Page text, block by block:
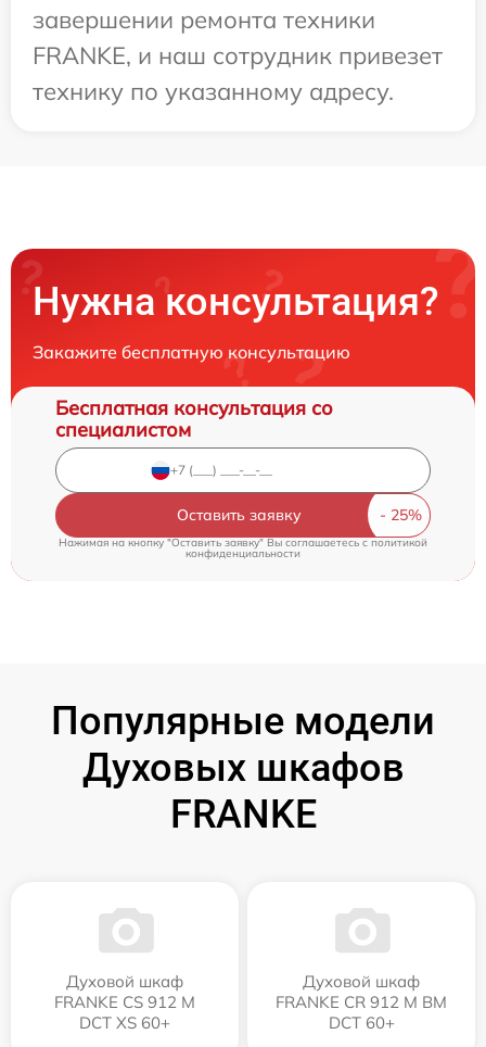
завершении ремонта техники
FRANKE, и наш сотрудник привезет
технику по указанному адресу.
Нужна консультация?
Закажите бесплатную консультацию
Бесплатная консультация со
специалистом
Оставить заявку
Нажимая на кнопку "Оставить заявку" Вы соглашаетесь cполитикой
конфиденциальности
Популярные модели
Духовых шкафов
FRANKE
Духовой шкаф
FRANKE CS 912 M
DCT XS 60+
Духовой шкаф
FRANKE CR 912 M BM
DCT 60+